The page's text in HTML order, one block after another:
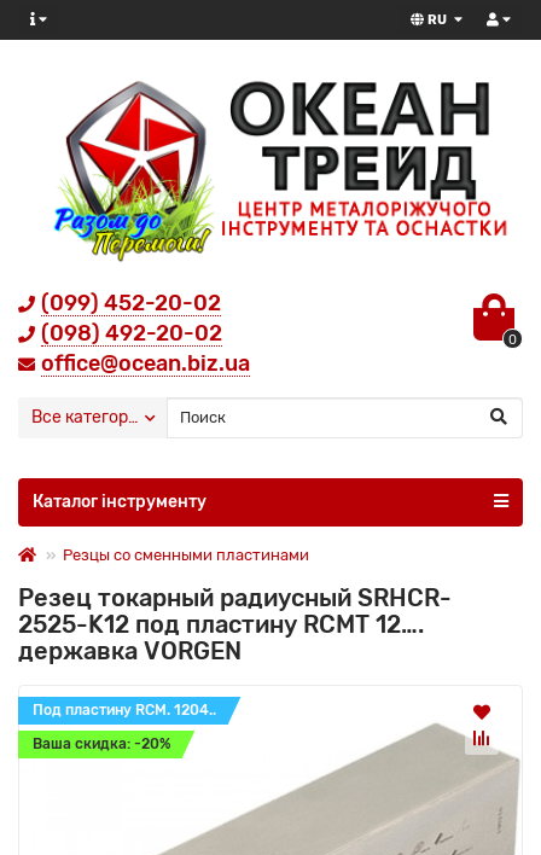
RU
(099) 452-20-02
(098) 492-20-02
office@ocean.biz.ua
0
Все категории
Каталог інструменту
Резцы со сменными пластинами
Резец токарный радиусный SRHCR-
2525-K12 под пластину RCMT 12….
державка VORGEN
Под пластину RCM. 1204..
Ваша скидка: -20%